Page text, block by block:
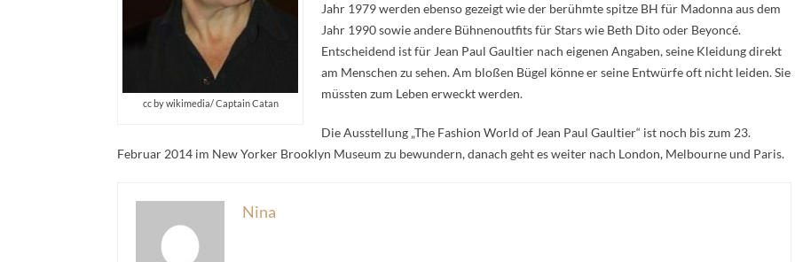
cc by wikimedia/ Captain Catan
Jahr 1979 werden ebenso gezeigt wie der berühmte spitze BH für Madonna aus dem
Jahr 1990 sowie andere Bühnenoutfits für Stars wie Beth Dito oder Beyoncé.
Entscheidend ist für Jean Paul Gaultier nach eigenen Angaben, seine Kleidung direkt
am Menschen zu sehen. Am bloßen Bügel könne er seine Entwürfe oft nicht leiden. Sie
müssten zum Leben erweckt werden.
Die Ausstellung „The Fashion World of Jean Paul Gaultier“ ist noch bis zum 23.
Februar 2014 im New Yorker Brooklyn Museum zu bewundern, danach geht es weiter nach London, Melbourne und Paris.
Nina